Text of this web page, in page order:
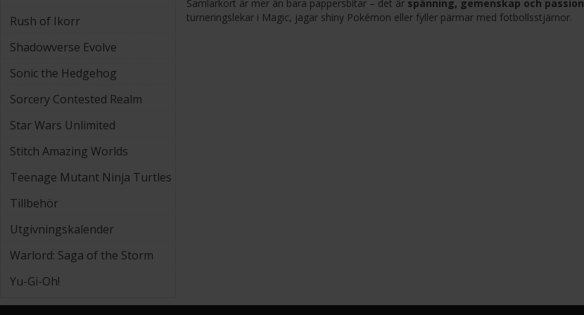
Rush of Ikorr
Shadowverse Evolve
Sonic the Hedgehog
Sorcery Contested Realm
Star Wars Unlimited
Stitch Amazing Worlds
Teenage Mutant Ninja Turtles
Tillbehör
Utgivningskalender
Warlord: Saga of the Storm
Yu-Gi-Oh!
Samlarkort är mer än bara pappersbitar – det är spänning, gemenskap och passion
turneringslekar i Magic, jagar shiny Pokémon eller fyller pärmar med fotbollsstjärnor.